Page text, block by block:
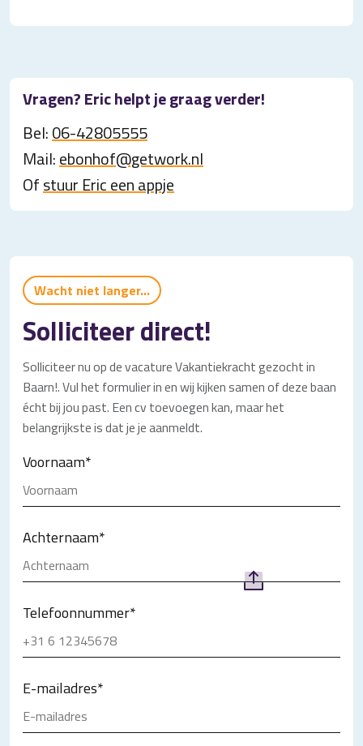
Vragen? Eric helpt je graag verder!
Bel:06-42805555
Mail:ebonhof@getwork.nl
Ofstuur Eric een appje
Wacht niet langer...
Solliciteer direct!
Solliciteer nu op de vacature Vakantiekracht gezocht in
Baarn!. Vul het formulier in en wij kijken samen of deze baan
écht bij jou past. Een cv toevoegen kan, maar het
belangrijkste is dat je je aanmeldt.
Voornaam*
Achternaam*
Telefoonnummer*
E-mailadres*